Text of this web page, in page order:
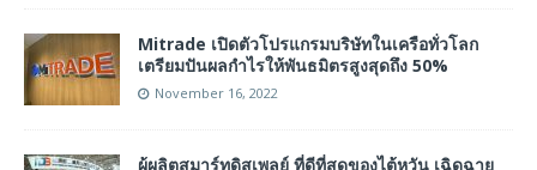
Mitrade เปิดตัวโปรแกรมบริษัทในเครือทั่วโลก
เตรียมปันผลกำไรให้พันธมิตรสูงสุดถึง 50%
November 16, 2022
ผู้ผลิตสมาร์ทดิสเพลย์ ที่ดีที่สุดของไต้หวัน เฉิดฉาย